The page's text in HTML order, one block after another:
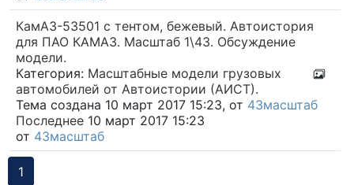
КамАЗ-53501 с тентом, бежевый. Автоистория
для ПАО КАМАЗ. Масштаб 1\43. Обсуждение
модели.
Категория: Масштабные модели грузовых
автомобилей от Автоистории (АИСТ).
Тема создана 10 март 2017 15:23, от 43масштаб
Последнее 10 март 2017 15:23
от 43масштаб
1